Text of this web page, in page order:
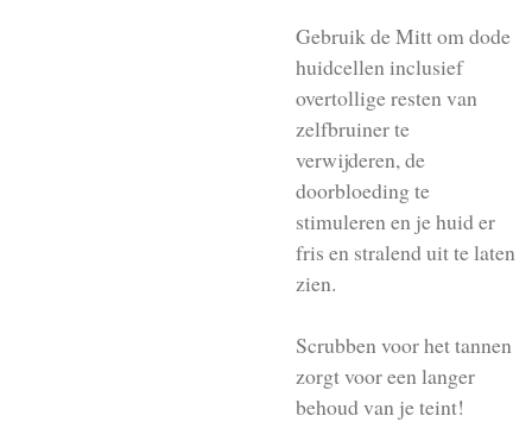
Gebruik de Mitt om dode
huidcellen inclusief
overtollige resten van
zelfbruiner te
verwijderen, de
doorbloeding te
stimuleren en je huid er
fris en stralend uit te laten
zien.
Scrubben voor het tannen
zorgt voor een langer
behoud van je teint!